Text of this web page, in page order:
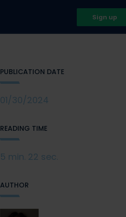
Sign up
PUBLICATION DATE
01/30/2024
READING TIME
5 min. 22 sec.
AUTHOR